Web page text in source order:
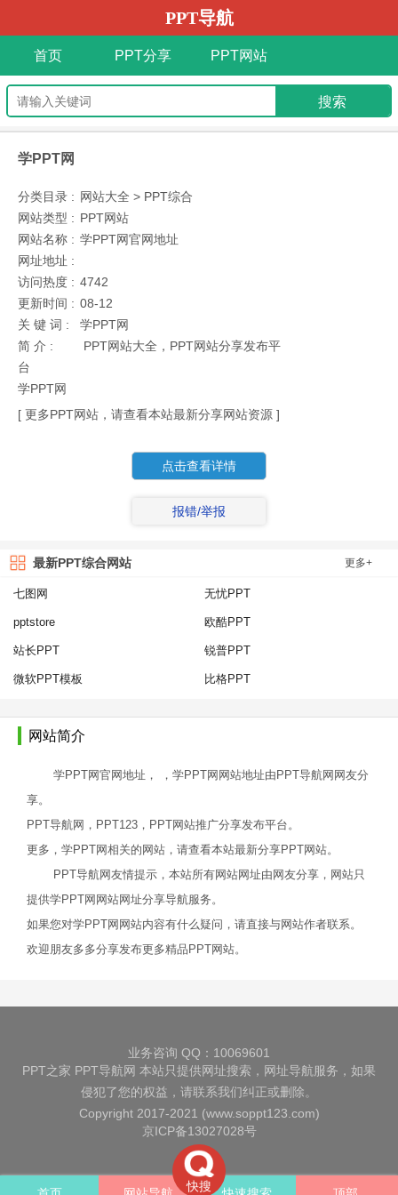
PPT导航
首页 PPT分享 PPT网站
学PPT网
分类目录 : 网站大全 > PPT综合
网站类型 : PPT网站
网站名称 : 学PPT网官网地址
网址地址 :
访问热度 : 4742
更新时间 : 08-12
关 键 词 :
学PPT网
简 介 :
PPT网站大全，PPT网站分享发布平
台
学PPT网
[ 更多PPT网站，请查看本站最新分享网站资源 ]
点击查看详情
报错/举报
最新PPT综合网站 更多+
七图网 无忧PPT
pptstore 欧酷PPT
站长PPT 锐普PPT
微软PPT模板 比格PPT
网站简介
学PPT网官网地址， ，学PPT网网站地址由PPT导航网网友分
享。
PPT导航网，PPT123，PPT网站推广分享发布平台。
更多，学PPT网相关的网站，请查看本站最新分享PPT网站。
PPT导航网友情提示，本站所有网站网址由网友分享，网站只
提供学PPT网网站网址分享导航服务。
如果您对学PPT网网站内容有什么疑问，请直接与网站作者联系。
欢迎朋友多多分享发布更多精品PPT网站。
快搜
业务咨询 QQ：10069601
PPT之家 PPT导航网 本站只提供网址搜索，网址导航服务，如果
侵犯了您的权益，请联系我们纠正或删除。
Copyright 2017-2021 (www.soppt123.com)
京ICP备13027028号